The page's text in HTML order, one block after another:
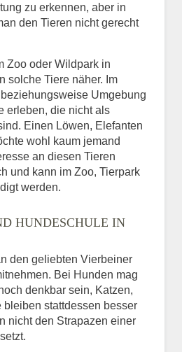
zu erkennen, aber in
den Tieren nicht gerecht
Zoo oder Wildpark in
solche Tiere näher. Im
Umgebung
erleben, die nicht als
Einen Löwen, Elefanten
wohl kaum jemand
an diesen Tieren
und kann im Zoo, Tierpark
werden.
HUNDESCHULE IN
den geliebten Vierbeiner
Bei Hunden mag
denkbar sein, Katzen,
stattdessen besser
nicht den Strapazen einer